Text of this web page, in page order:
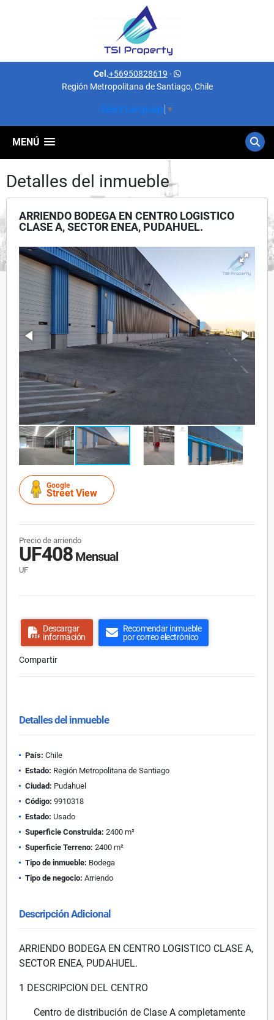
Cel.+56950828619 -
Región Metropolitana de Santiago, Chile
Select Language ▼
MENÚ
Detalles del inmueble
ARRIENDO BODEGA EN CENTRO LOGISTICO
CLASE A, SECTOR ENEA, PUDAHUEL.
Google
Street View
Precio de arriendo
UF408 Mensual
UF
Descargar
información
Recomendar inmueble
por correo electrónico
Compartir
Detalles del inmueble
País: Chile
Estado: Región Metropolitana de Santiago
Ciudad: Pudahuel
Código: 9910318
Estado: Usado
Superficie Construida: 2400 m²
Superficie Terreno: 2400 m²
Tipo de inmueble: Bodega
Tipo de negocio: Arriendo
Descripción Adicional
ARRIENDO BODEGA EN CENTRO LOGISTICO CLASE A,
SECTOR ENEA, PUDAHUEL.
1 DESCRIPCION DEL CENTRO
Centro de distribución de Clase A completamente